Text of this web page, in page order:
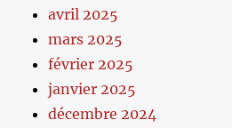
avril 2025
mars 2025
février 2025
janvier 2025
décembre 2024